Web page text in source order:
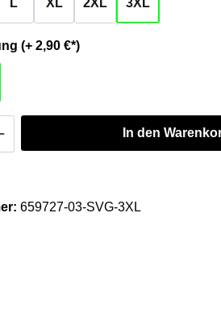
L XL 2XL 3XL
Personalisierung (+ 2,90 €*)auswählen
Gib denIn den
659727-03-SVG-3XL